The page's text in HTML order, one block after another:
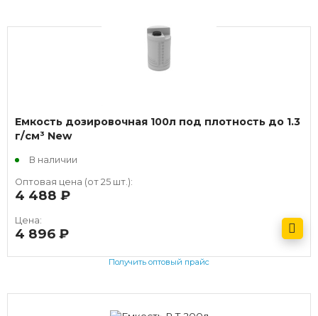
Емкость дозировочная 100л под плотность до 1.3
г/см³ New
В наличии
Оптовая цена (от 25 шт.):
4 488
Цена:
4 896
Получить оптовый прайс